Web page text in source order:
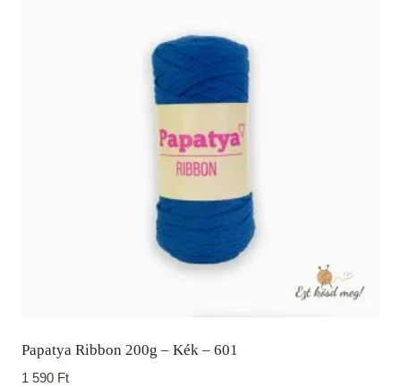
Papatya Ribbon 200g – Kék – 601
1 590 Ft